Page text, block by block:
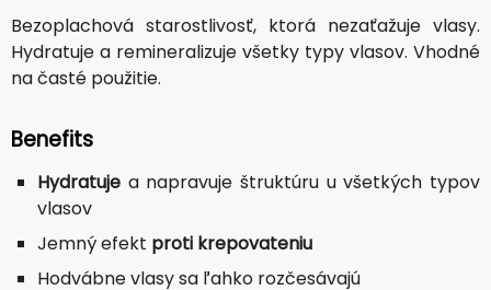
Bezoplachová starostlivosť, ktorá nezaťažuje vlasy.
Hydratuje a remineralizuje všetky typy vlasov. Vhodné
na časté použitie.
Benefits
Hydratuje a napravuje štruktúru u všetkých typov
vlasov
Jemný efekt proti krepovateniu
Hodvábne vlasy sa ľahko rozčesávajú